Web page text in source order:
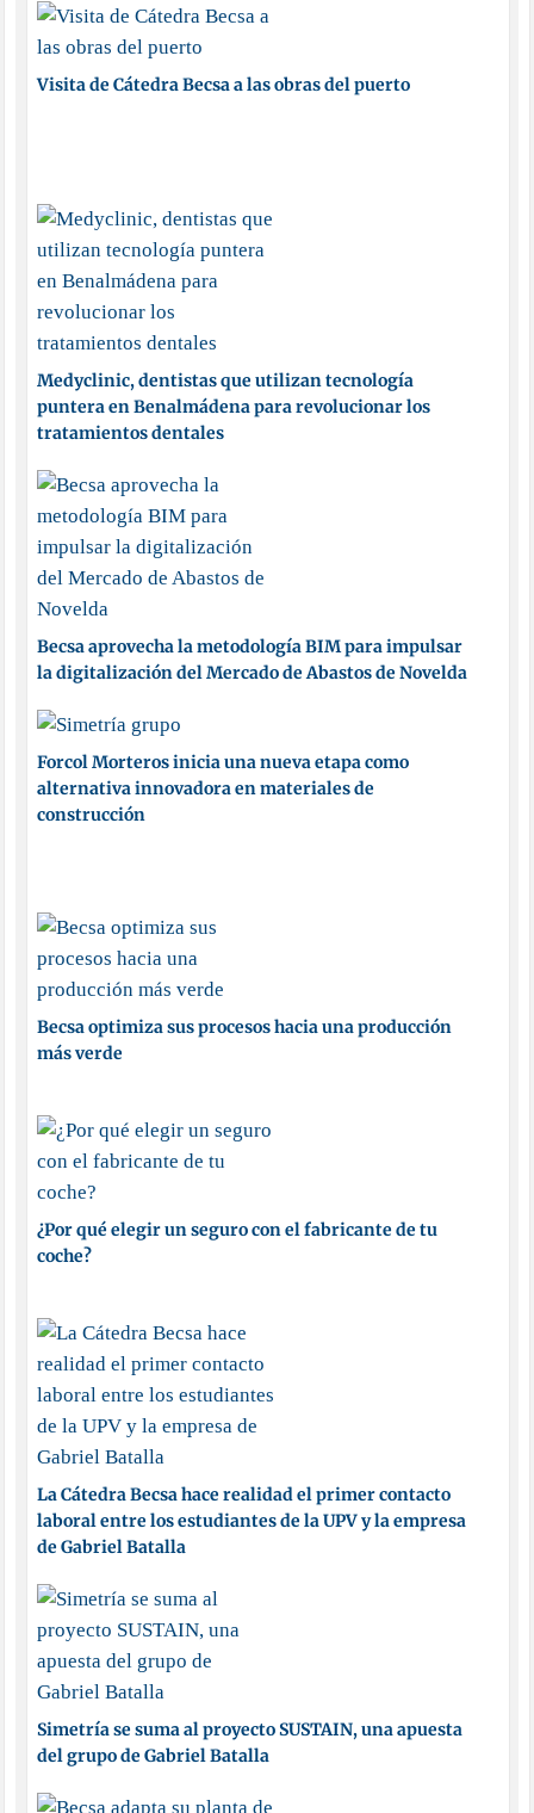
Visita de Cátedra Becsa a las obras del puerto
Medyclinic, dentistas que utilizan tecnología
puntera en Benalmádena para revolucionar los
tratamientos dentales
Becsa aprovecha la metodología BIM para impulsar
la digitalización del Mercado de Abastos de Novelda
Forcol Morteros inicia una nueva etapa como
alternativa innovadora en materiales de
construcción
Becsa optimiza sus procesos hacia una producción
más verde
¿Por qué elegir un seguro con el fabricante de tu
coche?
La Cátedra Becsa hace realidad el primer contacto
laboral entre los estudiantes de la UPV y la empresa
de Gabriel Batalla
Simetría se suma al proyecto SUSTAIN, una apuesta
del grupo de Gabriel Batalla